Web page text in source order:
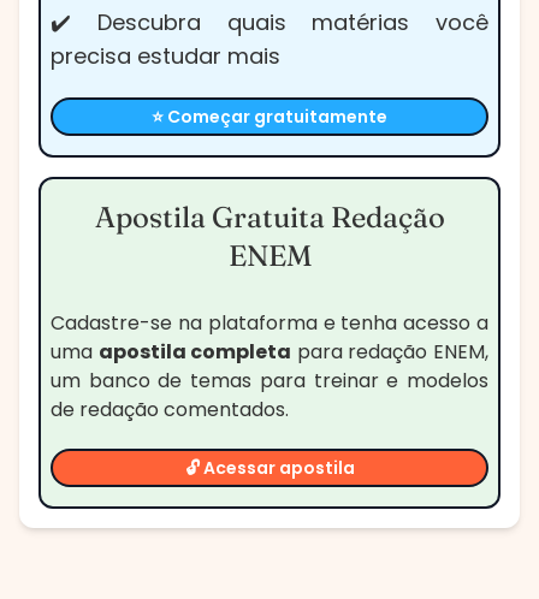
✔️ Descubra quais matérias você
precisa estudar mais
⭐ Começar gratuitamente
Apostila Gratuita Redação
ENEM
Cadastre-se na plataforma e tenha acesso a
uma apostila completa para redação ENEM,
um banco de temas para treinar e modelos
de redação comentados.
🔓 Acessar apostila